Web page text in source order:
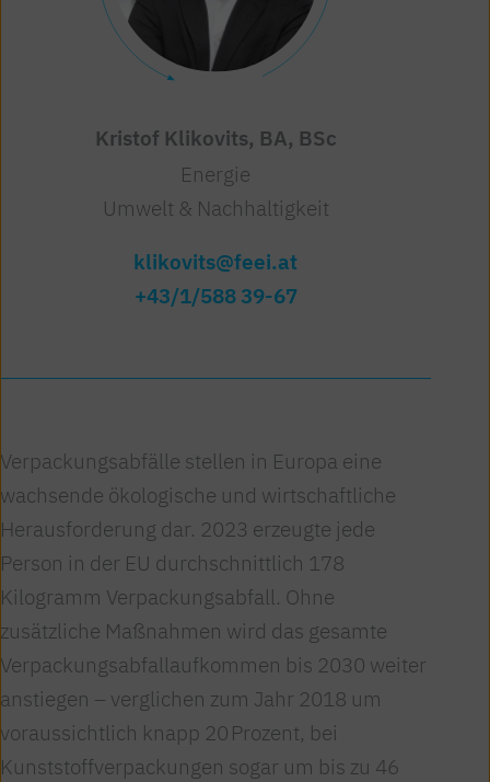
Kristof Klikovits, BA, BSc
Energie
Umwelt & Nachhaltigkeit
klikovits@feei.at
+43/1/588 39-67
Verpackungsabfälle stellen in Europa eine
wachsende ökologische und wirtschaftliche
Herausforderung dar. 2023 erzeugte jede
Person in der EU durchschnittlich 178
Kilogramm Verpackungsabfall. Ohne
zusätzliche Maßnahmen wird das gesamte
Verpackungsabfallaufkommen bis 2030 weiter
anstiegen – verglichen zum Jahr 2018 um
voraussichtlich knapp 20 Prozent, bei
Kunststoffverpackungen sogar um bis zu 46